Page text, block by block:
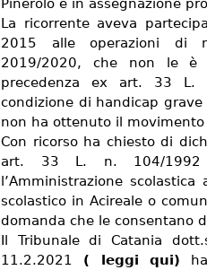
Pinerolo e in assegnazione
La ricorrente aveva
2015 alle operazioni di
2019/2020, che non le è
precedenza ex art. 33 L.
condizione di handicap
non ha ottenuto il movimento
Con ricorso ha chiesto di
art. 33 L. n. 104/1992
l’Amministrazione
scolastico in Acireale o
domanda che le consentano
Il Tribunale di Catania
11.2.2021 ( leggi qui)